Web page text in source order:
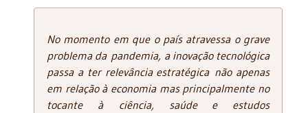
No momento em que o país atravessa o grave
problema da pandemia, a inovação tecnológica
passa a ter relevância estratégica não apenas
em relação à economia mas principalmente no
tocante à ciência, saúde e estudos